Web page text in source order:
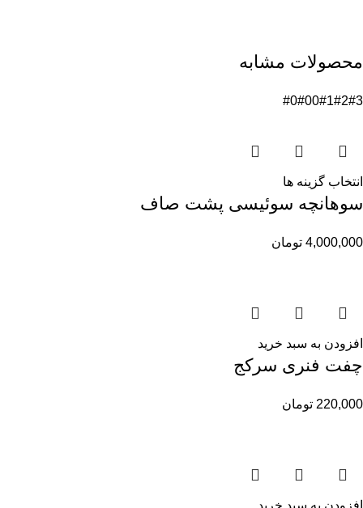
محصولات مشابه
#0#00#1#2#3
انتخاب گزینه ها
سوهانچه سوئیسی پشت صاف
4,000,000 تومان
افزودن به سبد خرید
چفت فنری سرکج
220,000 تومان